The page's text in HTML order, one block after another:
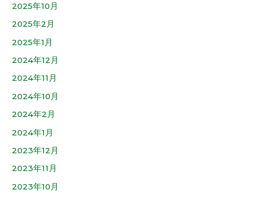
2025年10月
2025年2月
2025年1月
2024年12月
2024年11月
2024年10月
2024年2月
2024年1月
2023年12月
2023年11月
2023年10月